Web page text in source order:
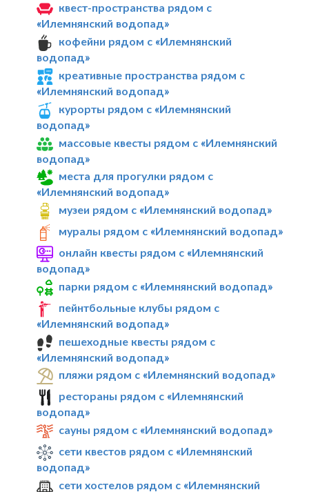
квест-пространства рядом с
«Илемнянский водопад»
кофейни рядом с «Илемнянский
водопад»
креативные пространства рядом с
«Илемнянский водопад»
курорты рядом с «Илемнянский
водопад»
массовые квесты рядом с «Илемнянский
водопад»
места для прогулки рядом с
«Илемнянский водопад»
музеи рядом с «Илемнянский водопад»
муралы рядом с «Илемнянский водопад»
онлайн квесты рядом с «Илемнянский
водопад»
парки рядом с «Илемнянский водопад»
пейнтбольные клубы рядом с
«Илемнянский водопад»
пешеходные квесты рядом с
«Илемнянский водопад»
пляжи рядом с «Илемнянский водопад»
рестораны рядом с «Илемнянский
водопад»
сауны рядом с «Илемнянский водопад»
сети квестов рядом с «Илемнянский
водопад»
сети хостелов рядом с «Илемнянский